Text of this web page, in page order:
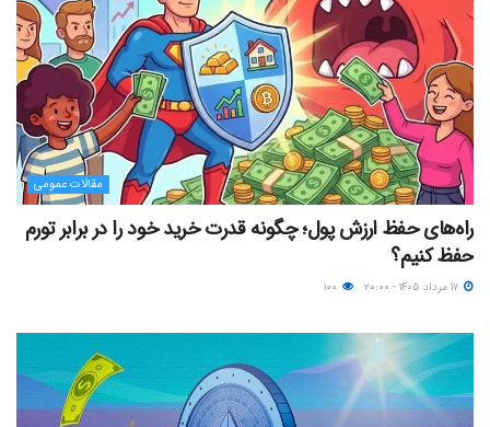
مقالات عمومی
راه‌های حفظ ارزش پول؛ چگونه قدرت خرید خود را در برابر تورم
حفظ کنیم؟